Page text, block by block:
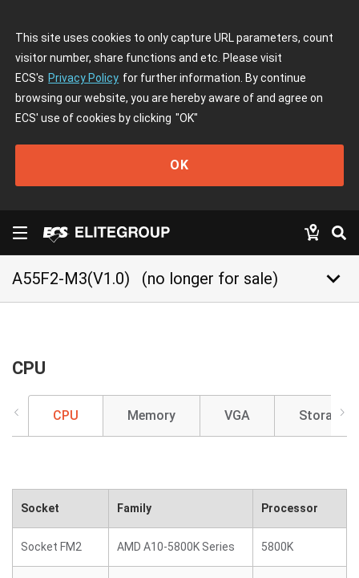
This site uses cookies to only capture URL parameters, count
visitor number, share functions and etc. Please visit
ECS's Privacy Policy for further information. By continue
browsing our website, you are hereby aware of and agree on
ECS' use of cookies by clicking "OK"
OK
A55F2-M3(V1.0) (no longer for sale) keyboard_arrow_down
CPU
CPU Memory VGA Storage
Socket Family Processor
Socket FM2 AMD A10-5800K Series 5800K